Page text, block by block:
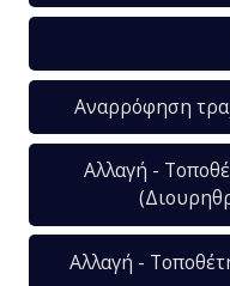
Αναρρόφηση
Αλλαγή -
Αλλαγή -